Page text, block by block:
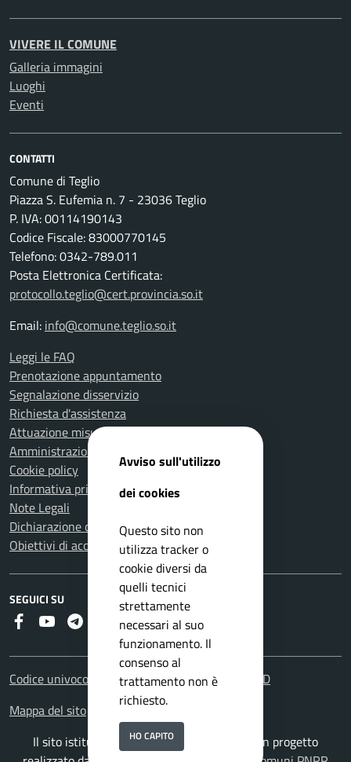
VIVERE IL COMUNE
Galleria immagini
Luoghi
Eventi
CONTATTI
Comune di Teglio
Piazza S. Eufemia n. 7 - 23036 Teglio
P. IVA: 00114190143
Codice Fiscale: 83000770145
Telefono: 0342-789.011
Posta Elettronica Certificata:
protocollo.teglio@cert.provincia.so.it
Email: info@comune.teglio.so.it
Leggi le FAQ
Prenotazione appuntamento
Segnalazione disservizio
Richiesta d'assistenza
Attuazione misure PNRR
Amministrazione trasparente
Cookie policy
Informativa privacy
Note Legali
Dichiarazione di accessibilità
Obiettivi di accessibilità
SEGUICI SU
Faceboook
YoutubeTelegram
RSS
Codice univoco fatturazione elettronica: UFHOYD
Mappa del sito
Il sito istituzionale del Comune di Teglio è un progetto
Avviso sull'utilizzo
dei cookies
Questo sito non
utilizza tracker o
cookie diversi da
quelli tecnici
strettamente
necessari al suo
funzionamento. Il
consenso al
trattamento non è
richiesto.
HO CAPITO